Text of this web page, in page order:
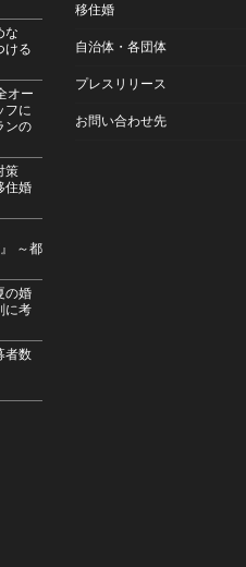
敷カール／参加者
粟島浦村の紹介記事
加女性募集のお知
を開催しました＜
ラン” 募集開始のご
、安心の出会い
』先行受付のご
紹介サービス・選
な
ける
オー
フに
ンの
策
住婚
～都
の婚
に考
者数
移住婚
自治体・各団体
プレスリリース
お問い合わせ先